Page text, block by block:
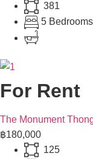
381
5 Bedrooms
For Rent
The Monument
฿180,000
125